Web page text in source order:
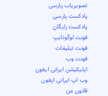
تصویریاب پارسی
پادکست پارسی
پادکست رایگان
فونت لوگوتایپ
فونت تبلیغات
فونت وب
اپلیکیشن ایرانی ایفون
وب اپ ایرانی ایفون
قانون من